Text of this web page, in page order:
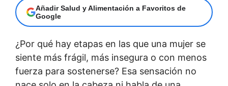
Añadir Salud y Alimentación a Favoritos de
Google
¿Por qué hay etapas en las que una mujer se
siente más frágil, más insegura o con menos
fuerza para sostenerse? Esa sensación no